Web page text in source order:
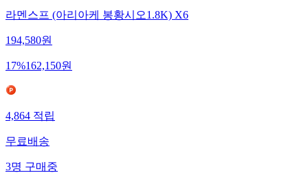
라멘스프 (아리아케 봉황시오1.8K) X6
194,580원
17%162,150원
4,864적립
무료배송
3명구매중